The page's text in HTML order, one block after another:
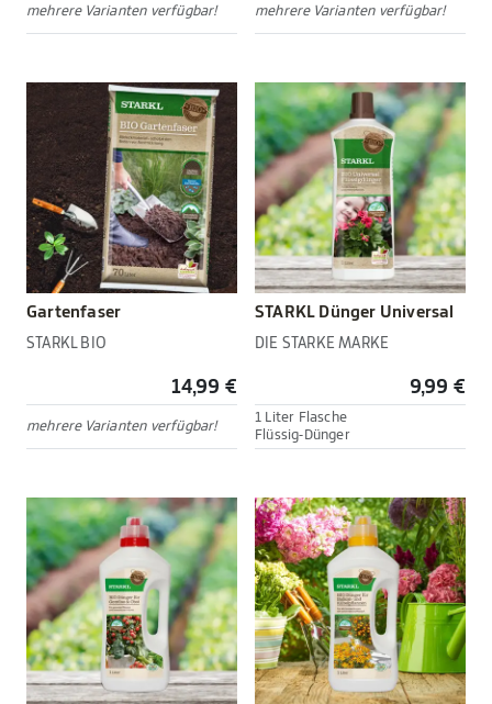
mehrere Varianten verfügbar! mehrere Varianten verfügbar!
Gartenfaser
STARKL BIO
14,99 €
mehrere Varianten verfügbar!
STARKL Dünger Universal
DIE STARKE MARKE
9,99 €
1 Liter Flasche
Flüssig-Dünger